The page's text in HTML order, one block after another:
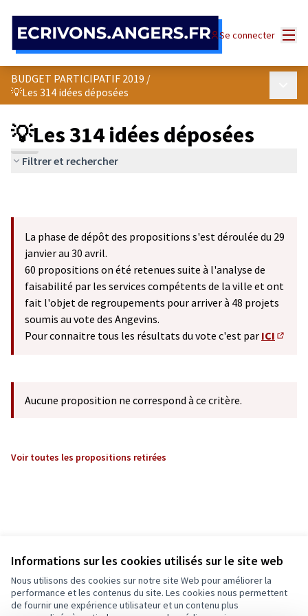
Informations sur les cookies utilisés sur le site web
Nous utilisons des cookies sur notre site Web pour améliorer la
performance et les contenus du site. Les cookies nous permettent
de fournir une expérience utilisateur et un contenu plus
Se connecter
BUDGET PARTICIPATIF 2019 /
💡Les 314 idées déposées
💡Les 314 idées déposées
Filtrer et rechercher
La phase de dépôt des propositions s'est déroulée du 29
janvier au 30 avril.
60 propositions on été retenues suite à l'analyse de
faisabilité par les services compétents de la ville et ont
fait l'objet de regroupements pour arriver à 48 projets
soumis au vote des Angevins.
Pour connaitre tous les résultats du vote c'est par ICI
Aucune proposition ne correspond à ce critère.
Voir toutes les propositions retirées